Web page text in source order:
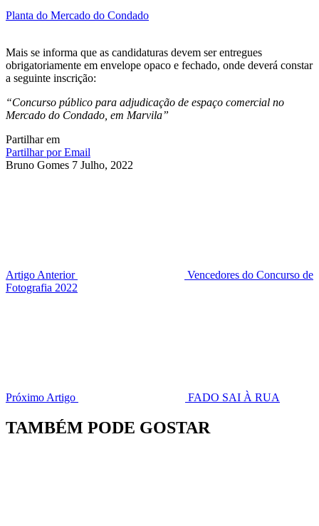
Planta do Mercado do Condado
Mais se informa que as candidaturas devem ser entregues
obrigatoriamente em envelope opaco e fechado, onde deverá constar
a seguinte inscrição:
“Concurso público para adjudicação de espaço comercial no
Mercado do Condado, em Marvila”
Partilhar em
Partilhar por Email
Bruno Gomes 7 Julho, 2022
Artigo Anterior
Vencedores do Concurso de
Fotografia 2022
Próximo Artigo FADO SAI À RUA
TAMBÉM PODE GOSTAR